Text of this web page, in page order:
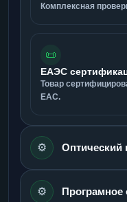
Комплексная
📜
ЕАЭС
Товар
ЕАС.
⚙️ Оптический
⚙️ Програмное